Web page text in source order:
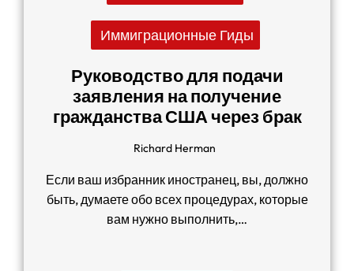
Иммиграционные Гиды
Руководство для подачи
заявления на получение
гражданства США через брак
Richard Herman
Если ваш избранник иностранец, вы, должно
быть, думаете обо всех процедурах, которые
вам нужно выполнить,…